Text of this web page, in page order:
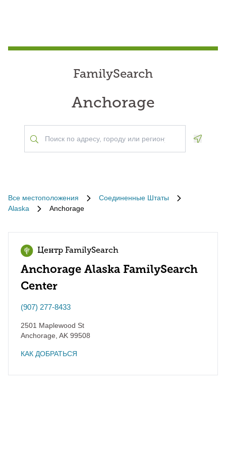
FamilySearch
Anchorage
Все местоположения
Соединенные Штаты
Alaska
Anchorage
Центр FamilySearch
Anchorage Alaska FamilySearch
Center
(907) 277-8433
2501 Maplewood St
Anchorage AK 99508
КАК ДОБРАТЬСЯ